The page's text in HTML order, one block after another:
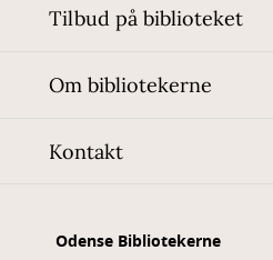
Tilbud på biblioteket
Om bibliotekerne
Kontakt
Odense Bibliotekerne